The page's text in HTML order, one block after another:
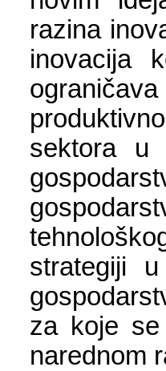
razina
inovacija
sektora u
strategiji
za koje se
narednom